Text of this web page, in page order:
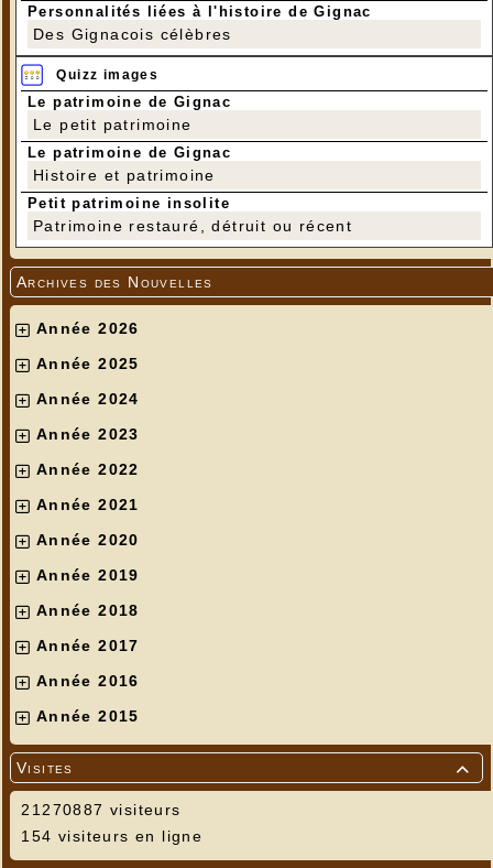
Personnalités liées à l'histoire de Gignac
Des Gignacois célèbres
Quizz images
Le patrimoine de Gignac
Le petit patrimoine
Le patrimoine de Gignac
Histoire et patrimoine
Petit patrimoine insolite
Patrimoine restauré, détruit ou récent
Archives des Nouvelles
Année 2026
Année 2025
Année 2024
Année 2023
Année 2022
Année 2021
Année 2020
Année 2019
Année 2018
Année 2017
Année 2016
Année 2015

Visites
21270887 visiteurs
154 visiteurs en ligne